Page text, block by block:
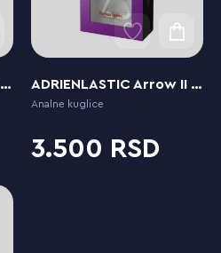
Lola games Anal Beginners Beads ADRIENLASTIC Arrow II Black
Analne kuglice
3.500